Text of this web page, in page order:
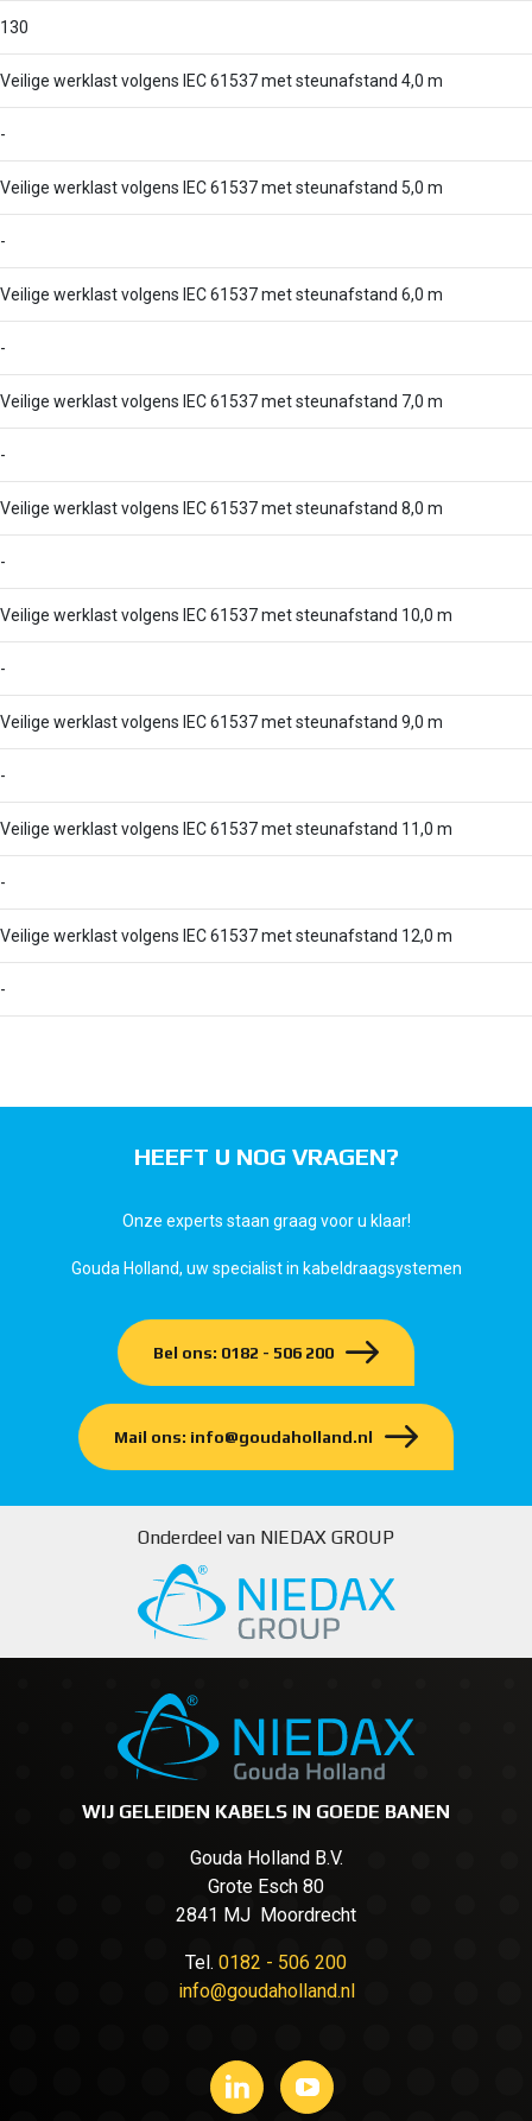
130
Veilige werklast volgens IEC 61537 met steunafstand 4,0 m
-
Veilige werklast volgens IEC 61537 met steunafstand 5,0 m
-
Veilige werklast volgens IEC 61537 met steunafstand 6,0 m
-
Veilige werklast volgens IEC 61537 met steunafstand 7,0 m
-
Veilige werklast volgens IEC 61537 met steunafstand 8,0 m
-
Veilige werklast volgens IEC 61537 met steunafstand 10,0 m
-
Veilige werklast volgens IEC 61537 met steunafstand 9,0 m
-
Veilige werklast volgens IEC 61537 met steunafstand 11,0 m
-
Veilige werklast volgens IEC 61537 met steunafstand 12,0 m
-
HEEFT U NOG VRAGEN?
Onze experts staan graag voor u klaar!
Gouda Holland, uw specialist in kabeldraagsystemen
Bel ons: 0182 - 506 200
Mail ons: info@goudaholland.nl
Onderdeel van NIEDAX GROUP
WIJ GELEIDEN KABELS IN GOEDE BANEN
Gouda Holland B.V.
Grote Esch 80
2841 MJ Moordrecht
Tel. 0182 - 506 200
info@goudaholland.nl